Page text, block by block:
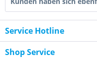
Service Hotline
Shop Service